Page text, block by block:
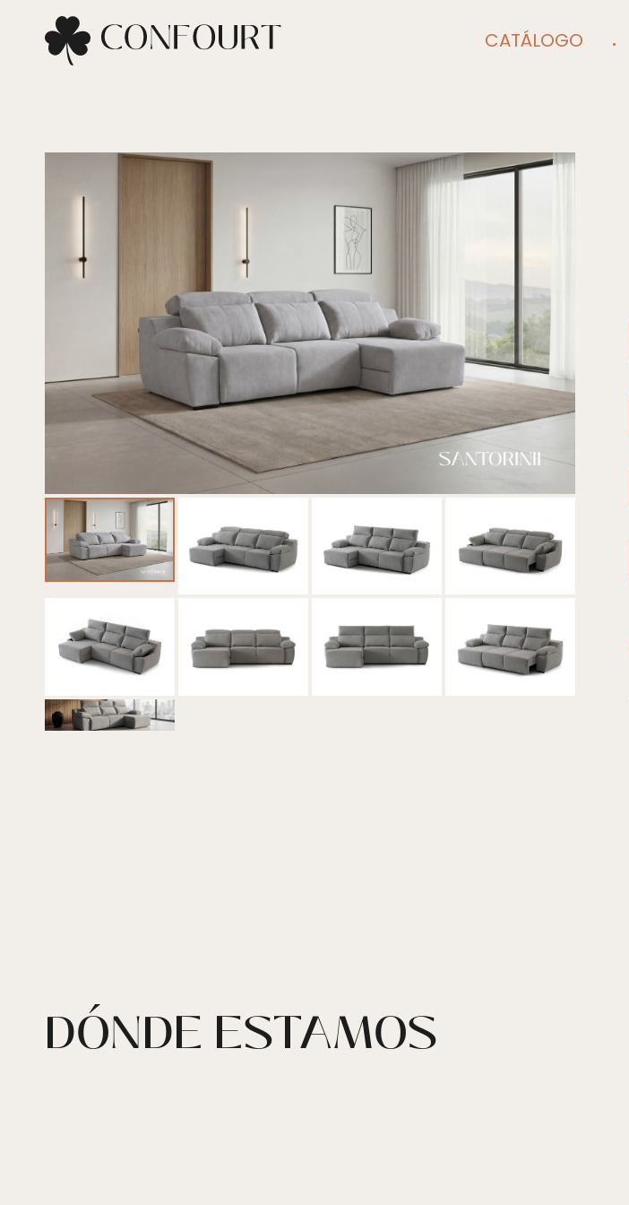
CATÁLOGO
DÓNDE ESTAMOS